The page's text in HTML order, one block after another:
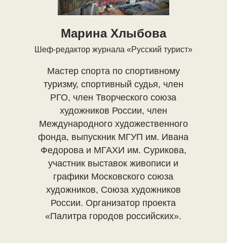
Марина Хлыбова
Шеф-редактор журнала «Русский турист»
Мастер спорта по спортивному
туризму, спортивный судья, член
РГО, член Творческого союза
художников России, член
Международного художественного
фонда, выпускник МГУП им. Ивана
Федорова и МГАХИ им. Сурикова,
участник выставок живописи и
графики Московского союза
художников, Союза художников
России. Организатор проекта
«Палитра городов российских».